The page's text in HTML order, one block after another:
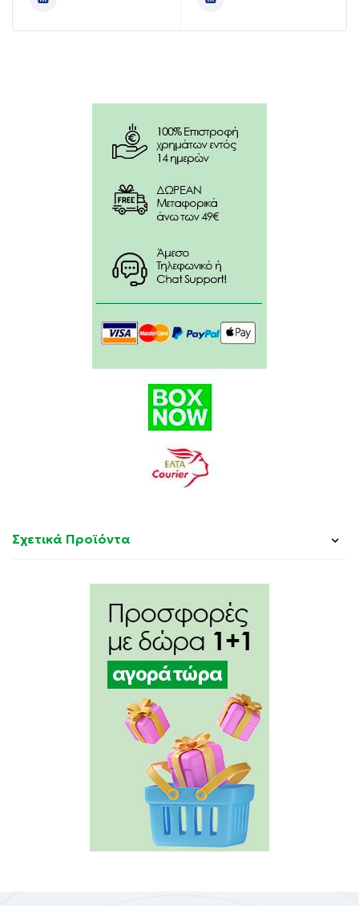
για φυσικό αποτέλεσμα, εφαρμόστε 1 ή 2 στρώσεις.
ΠΡΟΣΟΧΗ: να φυλάσσεται μακριά από θερμότητα ή
Συστατικά:
Acid/Neopentyl Glycol/Trimellitic Anhydride
Copolymer, Acetyl Tributyl Citrate, Isopropyl Alcohol,
Citral, Acetyl Methionine, N-Butyl Alcohol,
Benzophenone-3, Aqua, Polyvinyl Butyral,
Trimethylpentanediyl Dibenzoate, CI 60725
Σχετικά Προϊόντα